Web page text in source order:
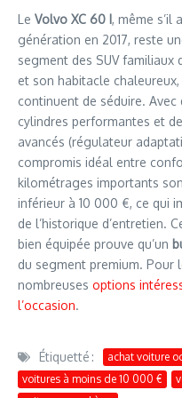
Le Volvo XC 60 I, même s’il
génération en 2017, reste
segment des SUV familiaux
et son habitacle
continuent de séduire.
cylindres performantes et
avancés (régulateur
compromis idéal entre
kilométrages importants
inférieur à 10 000 €, ce qui
de l’historique d’entretien.
bien équipée prouve qu’un
du segment premium. Pour
nombreuses options
l’occasion.
Étiquetté : achat voiture
voitures à moins de 10 000 €